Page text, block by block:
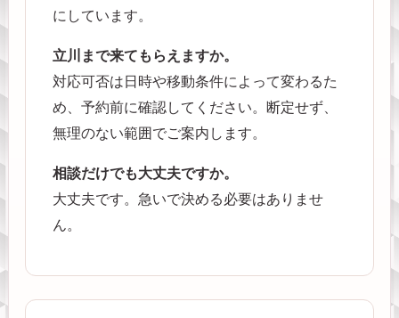
にしています。
立川まで来てもらえますか。
対応可否は日時や移動条件によって変わるた
め、予約前に確認してください。断定せず、
無理のない範囲でご案内します。
相談だけでも大丈夫ですか。
大丈夫です。急いで決める必要はありませ
ん。